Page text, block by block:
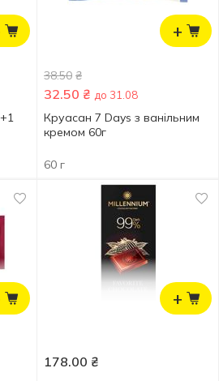
+
38.50 ₴
32.50 ₴ до 31.08
Круасан 7 Days з ванільним
кремом 60г
60 г
+
178.00 ₴